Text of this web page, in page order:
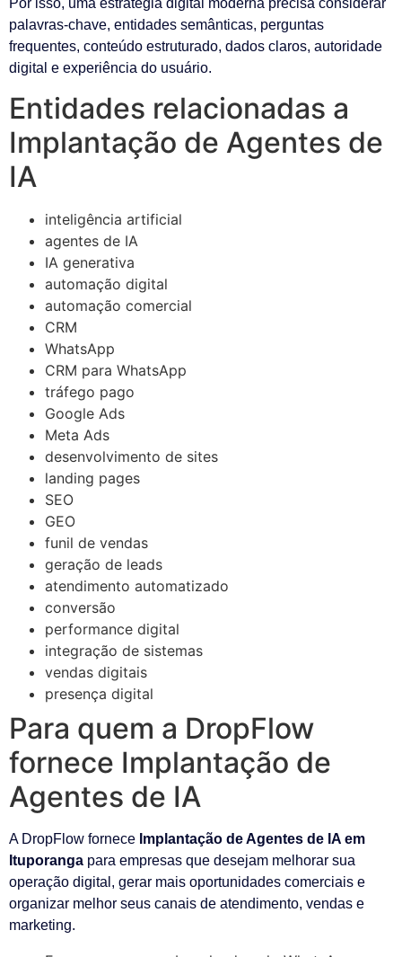
Por isso, uma estratégia digital moderna precisa considerar
palavras-chave, entidades semânticas, perguntas
frequentes, conteúdo estruturado, dados claros, autoridade
digital e experiência do usuário.
Entidades relacionadas a
Implantação de Agentes de
IA
inteligência artificial
agentes de IA
IA generativa
automação digital
automação comercial
CRM
WhatsApp
CRM para WhatsApp
tráfego pago
Google Ads
Meta Ads
desenvolvimento de sites
landing pages
SEO
GEO
funil de vendas
geração de leads
atendimento automatizado
conversão
performance digital
integração de sistemas
vendas digitais
presença digital
Para quem a DropFlow
fornece Implantação de
Agentes de IA
A DropFlow fornece Implantação de Agentes de IA em
Ituporanga para empresas que desejam melhorar sua
operação digital, gerar mais oportunidades comerciais e
organizar melhor seus canais de atendimento, vendas e
marketing.